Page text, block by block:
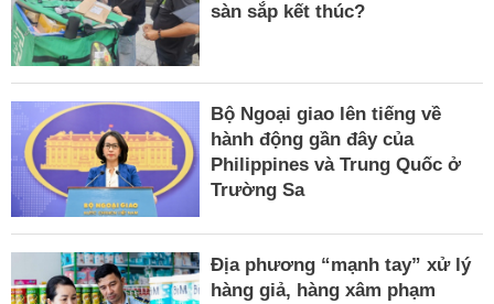
sàn sắp kết thúc?
Bộ Ngoại giao lên tiếng về
hành động gần đây của
Philippines và Trung Quốc ở
Trường Sa
Địa phương “mạnh tay” xử lý
hàng giả, hàng xâm phạm